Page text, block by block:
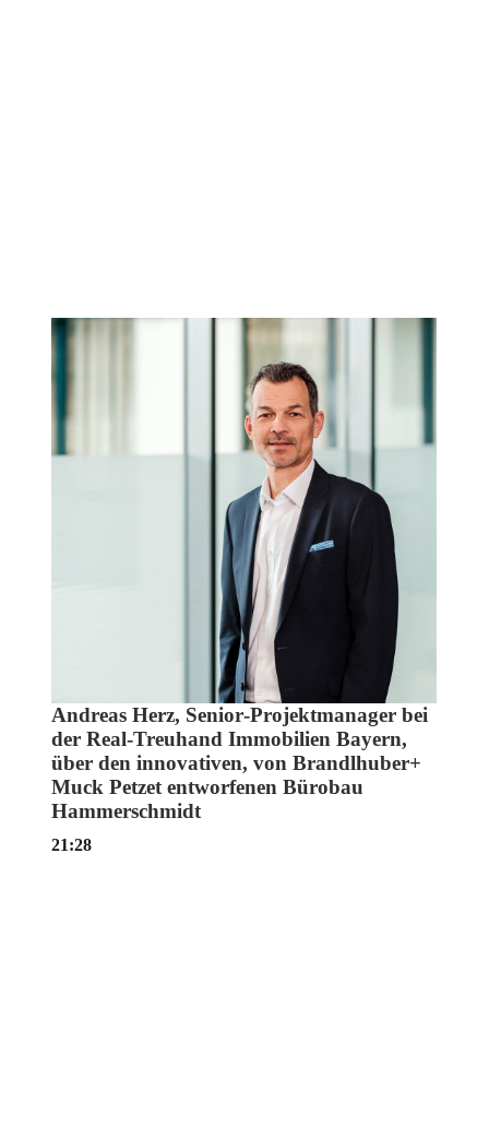
Andreas Herz, Senior‑Projektmanager bei
der Real‑Treuhand Immobilien Bayern,
über den innovativen, von Brandlhuber+
Muck Petzet entworfenen Bürobau
Hammerschmidt
21:28